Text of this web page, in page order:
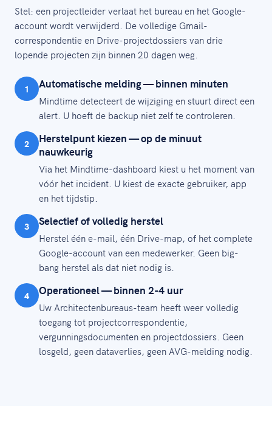
Stel: een projectleider verlaat het bureau en het Google-
account wordt verwijderd. De volledige Gmail-
correspondentie en Drive-projectdossiers van drie
lopende projecten zijn binnen 20 dagen weg.
1 Automatische melding — binnen minuten
Mindtime detecteert de wijziging en stuurt direct een
alert. U hoeft de backup niet zelf te controleren.
2
Herstelpunt kiezen — op de minuut
nauwkeurig
Via het Mindtime-dashboard kiest u het moment van
vóór het incident. U kiest de exacte gebruiker, app
en het tijdstip.
3 Selectief of volledig herstel
Herstel één e-mail, één Drive-map, of het complete
Google-account van een medewerker. Geen big-
bang herstel als dat niet nodig is.
4 Operationeel — binnen 2-4 uur
Uw Architectenbureaus-team heeft weer volledig
toegang tot projectcorrespondentie,
vergunningsdocumenten en projectdossiers. Geen
losgeld, geen dataverlies, geen AVG-melding nodig.